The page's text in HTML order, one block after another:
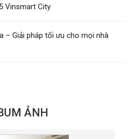
Vinsmart City
– Giải pháp tối ưu cho mọi nhà
ẢNH